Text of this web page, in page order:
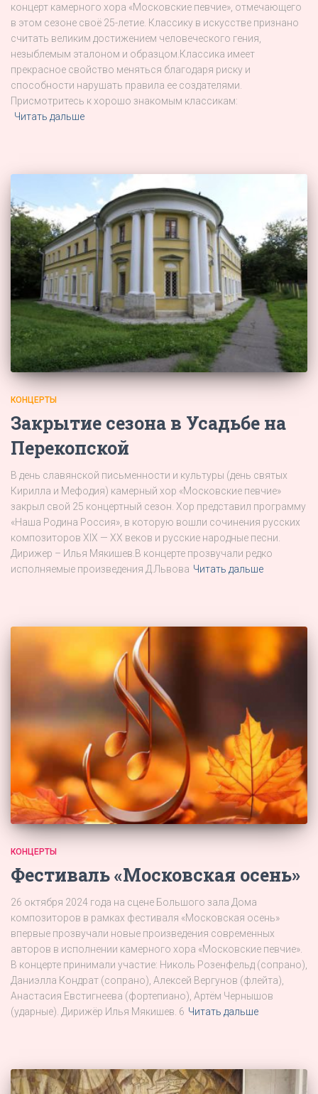
концерт камерного хора «Московские певчие», отмечающего
в этом сезоне своё 25-летие. Классику в искусстве признано
считать великим достижением человеческого гения,
незыблемым эталоном и образцом.Классика имеет
прекрасное свойство меняться благодаря риску и
способности нарушать правила ее создателями.
Присмотритесь к хорошо знакомым классикам:
Читать дальше
КОНЦЕРТЫ
Закрытие сезона в Усадьбе на
Перекопской
В день славянской письменности и культуры (день святых
Кирилла и Мефодия) камерный хор «Московские певчие»
закрыл свой 25 концертный сезон. Хор представил программу
«Наша Родина Россия», в которую вошли сочинения русских
композиторов XlX — XX веков и русские народные песни.
Дирижер – Илья Мякишев.В концерте прозвучали редко
исполняемые произведения Д.Львова Читать дальше
КОНЦЕРТЫ
Фестиваль «Московская осень»
26 октября 2024 года на сцене Большого зала Дома
композиторов в рамках фестиваля «Московская осень»
впервые прозвучали новые произведения современных
авторов в исполнении камерного хора «Московские певчие».
В концерте принимали участие: Николь Розенфельд (сопрано),
Даниэлла Кондрат (сопрано), Алексей Вергунов (флейта),
Анастасия Евстигнеева (фортепиано), Артём Чернышов
(ударные). Дирижёр Илья Мякишев. 6 Читать дальше